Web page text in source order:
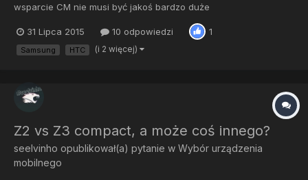
wsparcie CM nie musi być jakoś bardzo duże
31 Lipca 2015 10 odpowiedzi 1
Samsung HTC (i 2 więcej)
Z2 vs Z3 compact, a może coś innego?
seelvinho opublikował(a) pytanie w Wybór urządzenia
mobilnego